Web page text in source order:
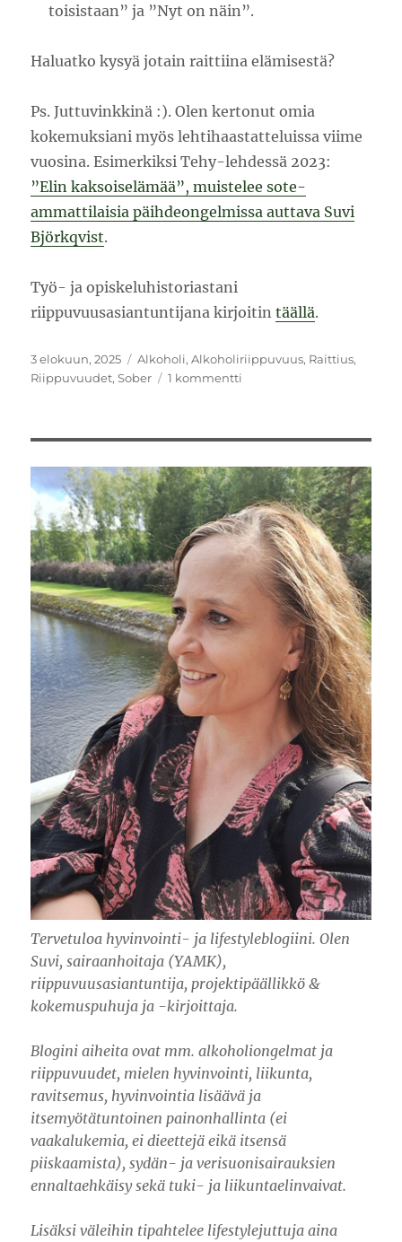
toisistaan” ja ”Nyt on näin”.
Haluatko kysyä jotain raittiina elämisestä?
Ps. Juttuvinkkinä :). Olen kertonut omia
kokemuksiani myös lehtihaastatteluissa viime
vuosina. Esimerkiksi Tehy-lehdessä 2023:
”Elin kaksoiselämää”, muistelee sote-
ammattilaisia päihdeongelmissa auttava Suvi
Björkqvist.
Työ- ja opiskeluhistoriastani
riippuvuusasiantuntijana kirjoitintäällä.
Julkaistu
3 elokuun, 2025 Kategoriat
Alkoholi,Alkoholiriippuvuus, Raittius,
Riippuvuudet,Sober 1 kommentti
Tervetuloa hyvinvointi- ja lifestyleblogiini. Olen
Suvi, sairaanhoitaja (YAMK),
riippuvuusasiantuntija, projektipäällikkö &
kokemuspuhuja ja -kirjoittaja.
Blogini aiheita ovat mm. alkoholiongelmat ja
riippuvuudet, mielen hyvinvointi, liikunta,
ravitsemus, hyvinvointia lisäävä ja
itsemyötätuntoinen painonhallinta (ei
vaakalukemia, ei dieettejä eikä itsensä
piiskaamista), sydän- ja verisuonisairauksien
ennaltaehkäisy sekä tuki- ja liikuntaelinvaivat.
Lisäksi väleihin tipahtelee lifestylejuttuja aina